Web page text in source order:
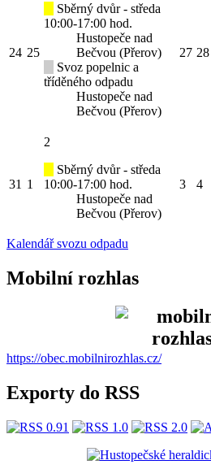
24 25
Sběrný dvůr - středa
10:00-17:00 hod.
Hustopeče nad
Bečvou (Přerov)
Svoz popelnic a
tříděného odpadu
Hustopeče nad
Bečvou (Přerov)
27 28
31 1
2
Sběrný dvůr - středa
10:00-17:00 hod.
Hustopeče nad
Bečvou (Přerov)
3 4
Kalendář svozu odpadu
Mobilní rozhlas
https://obec.mobilnirozhlas.cz/
Exporty do RSS